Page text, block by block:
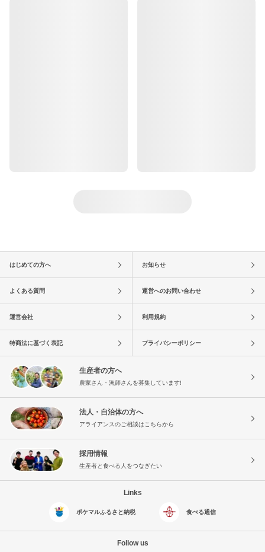
はじめての方へ お知らせ
よくある質問 運営へのお問い合わせ
運営会社 利用規約
特商法に基づく表記 プライバシーポリシー
生産者の方へ
農家さん・漁師さんを募集しています!
法人・自治体の方へ
アライアンスのご相談はこちらから
採用情報
生産者と食べる人をつなぎたい
Links
ポケマルふるさと納税 食べる通信
Follow us